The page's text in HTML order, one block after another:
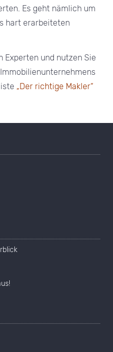
Es geht nämlich um
hart erarbeiteten
Experten und nutzen Sie
„Der richtige Makler“